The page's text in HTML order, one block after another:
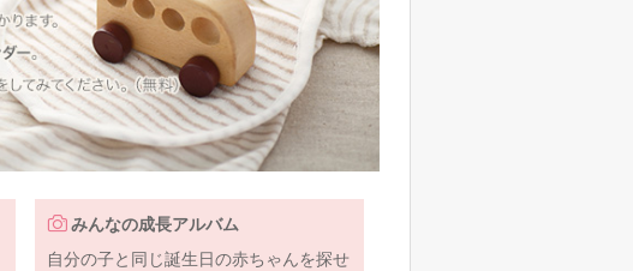
みんなの成長アルバム
自分の子と同じ誕生日の赤ちゃんを探せ